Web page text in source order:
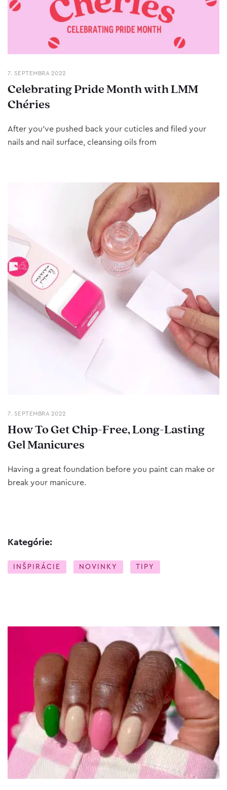
7. SEPTEMBRA 2022
Celebrating Pride Month with LMM
Chéries
After you’ve pushed back your cuticles and filed your
nails and nail surface, cleansing oils from
7. SEPTEMBRA 2022
How To Get Chip-Free, Long-Lasting
Gel Manicures
Having a great foundation before you paint can make or
break your manicure.
Kategórie:
INŠPIRÁCIE NOVINKY TIPY